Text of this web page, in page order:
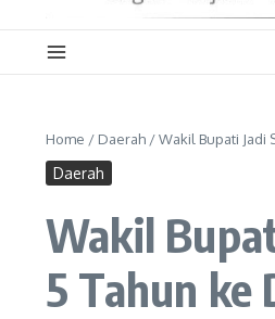
Home / Daerah /Wakil Bupati Jadi
Daerah
Wakil
5 Tahun ke